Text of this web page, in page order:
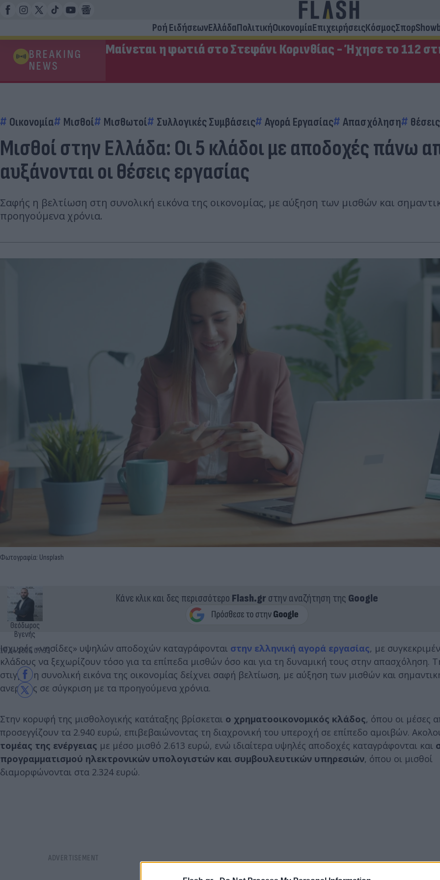
Ροή ΕιδήσεωνΕλλάδαΠολιτικήΟικονομίαΕπιχειρήσειςΚόσμοςΣπορ
BREAKING
NEWS
Μαίνεται η φωτιά στο Στεφάνι Κορινθίας - Ήχησε το 112
Οικονομία Μισθοί Μισθωτοί Συλλογικές Συμβάσεις Αγορά Εργασίας Απασχόληση
Μισθοί στην Ελλάδα: Οι 5 κλάδοι με αποδοχές πάνω
αυξάνονται οι θέσεις εργασίας
Σαφής η βελτίωση στη συνολική εικόνα της οικονομίας, με αύξηση των μισθών και
προηγούμενα χρόνια.
Φωτογραφία: Unsplash
Θεόδωρος
Βγενής
16.04.2026 07:33
Κάνε κλικ και δες περισσότερο Flash.grστην αναζήτηση της Google
Ισχυρές «νησίδες» υψηλών αποδοχών καταγράφονται στην ελληνική αγορά εργασίας, με
κλάδους να ξεχωρίζουν τόσο για τα επίπεδα μισθών όσο και για τη δυναμική τους στην απασχόληση.
στιγμή, η συνολική εικόνα της οικονομίας δείχνει σαφή βελτίωση, με αύξηση των μισθών και
ανεργίας σε σύγκριση με τα προηγούμενα χρόνια.
Στην κορυφή της μισθολογικής κατάταξης βρίσκεται ο χρηματοοικονομικός κλάδος, όπου οι μέσες
προσεγγίζουν τα 2.940 ευρώ, επιβεβαιώνοντας τη διαχρονική του υπεροχή σε επίπεδο αμοιβών.
τομέας της ενέργειας με μέσο μισθό 2.613 ευρώ, ενώ ιδιαίτερα υψηλές αποδοχές καταγράφονται και
προγραμματισμού ηλεκτρονικών υπολογιστών και συμβουλευτικών υπηρεσιών, όπου οι μισθοί
διαμορφώνονται στα 2.324 ευρώ.